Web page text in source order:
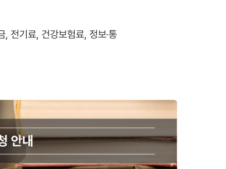
전기료, 건강보험료, 정보·통